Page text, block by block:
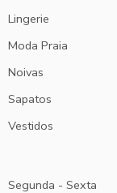
Lingerie
Moda Praia
Noivas
Sapatos
Vestidos
Segunda - Sexta